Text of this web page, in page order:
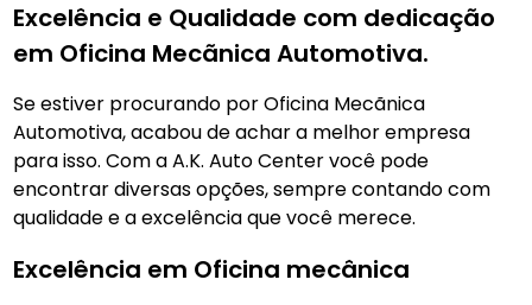
Excelência e Qualidade com dedicação
em Oficina Mecãnica Automotiva.
Se estiver procurando por Oficina Mecãnica
Automotiva, acabou de achar a melhor empresa
para isso. Com a A.K. Auto Center você pode
encontrar diversas opções, sempre contando com
qualidade e a excelência que você merece.
Excelência em Oficina mecânica